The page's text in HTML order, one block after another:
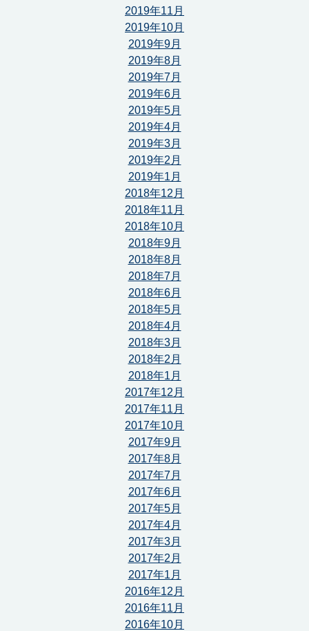
2019年11月
2019年10月
2019年9月
2019年8月
2019年7月
2019年6月
2019年5月
2019年4月
2019年3月
2019年2月
2019年1月
2018年12月
2018年11月
2018年10月
2018年9月
2018年8月
2018年7月
2018年6月
2018年5月
2018年4月
2018年3月
2018年2月
2018年1月
2017年12月
2017年11月
2017年10月
2017年9月
2017年8月
2017年7月
2017年6月
2017年5月
2017年4月
2017年3月
2017年2月
2017年1月
2016年12月
2016年11月
2016年10月